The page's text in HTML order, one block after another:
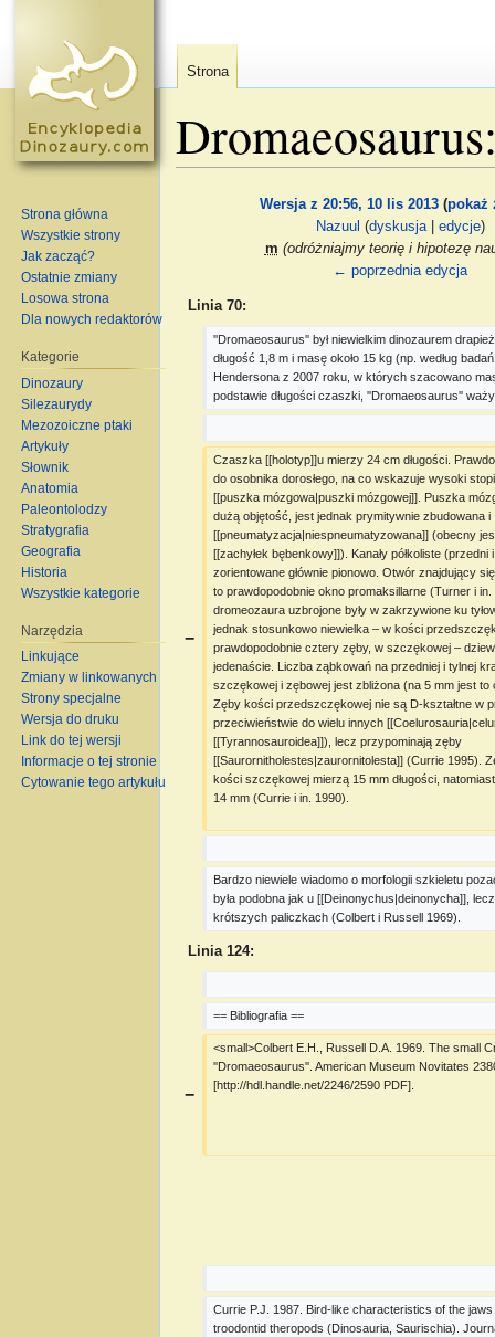
Wersja z 20:56, 10 lis 2013 (pokaż
Nazuul (dyskusja| edycje)
m (odróżniajmy teorię i hipotezę
← poprzednia edycja
Linia 70:
''Dromaeosaurus'' był niewielkim dinozaurem
długość 1,8 m i masę około 15 kg (np. według
Hendersona z 2007 roku, w których szacowano
podstawie długości czaszki, ''Dromaeosaurus''
−
Czaszka [[holotyp]]u mierzy 24 cm długości.
do osobnika dorosłego, na co wskazuje wysoki
[[puszka mózgowa|puszki mózgowej]]. Puszka
dużą objętość, jest jednak prymitywnie zbudowana i
[[pneumatyzacja|niespneumatyzowana]] (obecny
[[zachyłek bębenkowy]]). Kanały półkoliste (przedni
zorientowane głównie pionowo. Otwór znajdujący
to prawdopodobnie okno promaksillarne (Turner i
dromeozaura uzbrojone były w zakrzywione ku
jednak stosunkowo niewielka – w kości
prawdopodobnie cztery zęby, w szczękowej –
jedenaście. Liczba ząbkowań na przedniej i tylnej
szczękowej i zębowej jest zbliżona (na 5 mm jest to
Zęby kości przedszczękowej nie są D-kształtne w
przeciwieństwie do wielu innych
[[Tyrannosauroidea]]), lecz przypominają zęby
[[Saurornitholestes|zaurornitolesta]] (Currie 1995).
kości szczękowej mierzą 15 mm długości,
14 mm (Currie i in. 1990).
Bardzo niewiele wiadomo o morfologii szkieletu
była podobna jak u [[Deinonychus|deinonycha]],
krótszych paliczkach (Colbert i Russell 1969).
Linia 124:
== Bibliografia ==
−
<small>Colbert E.H., Russell D.A. 1969. The small
''Dromaeosaurus''. American Museum Novitates
[http://hdl.handle.net/2246/2590 PDF].
Currie P.J. 1987. Bird-like characteristics of the
troodontid theropods (Dinosauria, Saurischia).
Strona
Strona główna
Wszystkie strony
Jak zacząć?
Ostatnie zmiany
Losowa strona
Dla nowych redaktorów
Kategorie
Dinozaury
Silezaurydy
Mezozoiczne ptaki
Artykuły
Słownik
Anatomia
Paleontolodzy
Stratygrafia
Geografia
Historia
Wszystkie kategorie
Narzędzia
Linkujące
Zmiany w linkowanych
Strony specjalne
Wersja do druku
Link do tej wersji
Informacje o tej stronie
Cytowanie tego artykułu